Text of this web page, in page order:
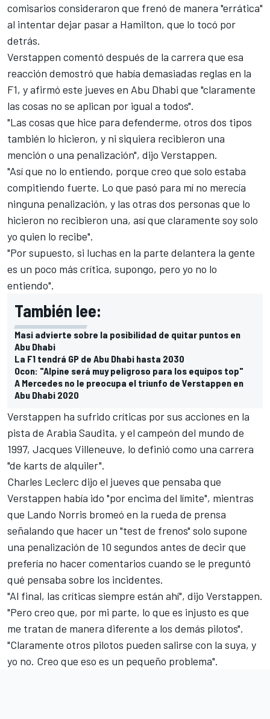
comisarios consideraron que frenó de manera "errática"
al intentar dejar pasar a Hamilton, que lo tocó por
detrás.
Verstappen comentó después de la carrera que esa
reacción demostró que había demasiadas reglas en la
F1, y afirmó este jueves en Abu Dhabi que "claramente
las cosas no se aplican por igual a todos".
"Las cosas que hice para defenderme, otros dos tipos
también lo hicieron, y ni siquiera recibieron una
mención o una penalización", dijo Verstappen.
"Así que no lo entiendo, porque creo que solo estaba
compitiendo fuerte. Lo que pasó para mí no merecía
ninguna penalización, y las otras dos personas que lo
hicieron no recibieron una, así que claramente soy solo
yo quien lo recibe".
"Por supuesto, si luchas en la parte delantera la gente
es un poco más crítica, supongo, pero yo no lo
entiendo".
También lee:
Masi advierte sobre la posibilidad de quitar puntos en
Abu Dhabi
La F1 tendrá GP de Abu Dhabi hasta 2030
Ocon: "Alpine será muy peligroso para los equipos top"
A Mercedes no le preocupa el triunfo de Verstappen en
Abu Dhabi 2020
Verstappen ha sufrido críticas por sus acciones en la
pista de Arabia Saudita, yel campeón del mundo de
1997, Jacques Villeneuve, lo definió como una carrera
"de karts de alquiler".
Charles Leclerc dijo el jueves que pensaba que
Verstappen había ido "por encima del límite", mientras
que Lando Norris bromeó en la rueda de prensa
señalando que hacer un "test de frenos" solo supone
una penalización de 10 segundos antes de decir que
prefería no hacer comentarios cuando se le preguntó
qué pensaba sobre los incidentes.
"Al final, las críticas siempre están ahí", dijo Verstappen.
"Pero creo que, por mi parte, lo que es injusto es que
me tratan de manera diferente a los demás pilotos".
"Claramente otros pilotos pueden salirse con la suya, y
yo no. Creo que eso es un pequeño problema".